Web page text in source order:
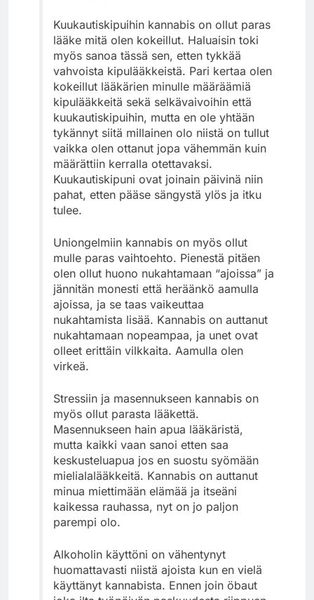
Kuukautiskipuihin kannabis on ollut paras
lääke mitä olen kokeillut. Haluaisin toki
myös sanoa tässä sen, etten tykkää
vahvoista kipulääkkeistä. Pari kertaa olen
kokeillut lääkärien minulle määräämiä
kipulääkkeitä sekä selkävaivoihin että
kuukautiskipuihin, mutta en ole yhtään
tykännyt siitä millainen olo niistä on tullut
vaikka olen ottanut jopa vähemmän kuin
määrättiin kerralla otettavaksi.
Kuukautiskipuni ovat joinain päivinä niin
pahat, etten pääse sängystä ylös ja itku
tulee.
Uniongelmiin kannabis on myös ollut
mulle paras vaihtoehto. Pienestä pitäen
olen ollut huono nukahtamaan “ajoissa” ja
jännitän monesti että heräänkö aamulla
ajoissa, ja se taas vaikeuttaa
nukahtamista lisää. Kannabis on auttanut
nukahtamaan nopeampaa, ja unet ovat
olleet erittäin vilkkaita. Aamulla olen
virkeä.
Stressiin ja masennukseen kannabis on
myös ollut parasta lääkettä.
Masennukseen hain apua lääkäristä,
mutta kaikki vaan sanoi etten saa
keskusteluapua jos en suostu syömään
mielialalääkkeitä. Kannabis on auttanut
minua miettimään elämää ja itseäni
kaikessa rauhassa, nyt on jo paljon
parempi olo.
Alkoholin käyttöni on vähentynyt
huomattavasti niistä ajoista kun en vielä
käyttänyt kannabista. Ennen join öbaut